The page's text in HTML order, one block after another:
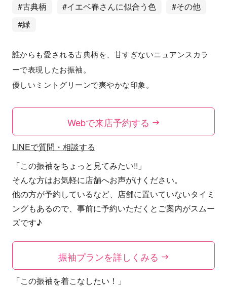
#古典柄 #イエベ春さんに似合う色
#その他
#緑
誰からも愛される古典柄を、甘すぎないニュアンスカラ
ーで表現したお振袖。
優しいミントグリーンで爽やかな印象。
Webで来店予約する
LINEで質問・相談する
「この振袖をちょっと見てみたい!!」
そんな方はお気軽に店舗へお声がけください。
他の方が予約しているなど、店舗に置いていないタイミ
ングもあるので、事前に予約いただくとご案内がスムー
ズです♪
振袖プランを詳しくみる
「この振袖を着こなしたい！」